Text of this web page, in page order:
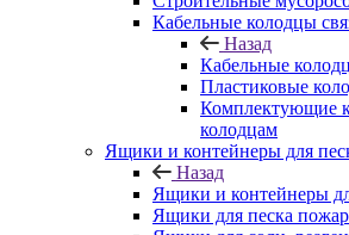
Кабельные колодцы
Назад
Кабельные
Пластиковые
Комплектующие
колодцам
Ящики и контейнеры для
Назад
Ящики и контейнеры
Ящики для песка